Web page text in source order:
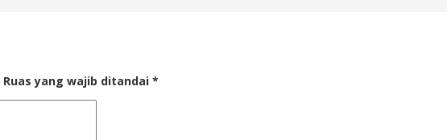
Ruas yang wajib ditandai *